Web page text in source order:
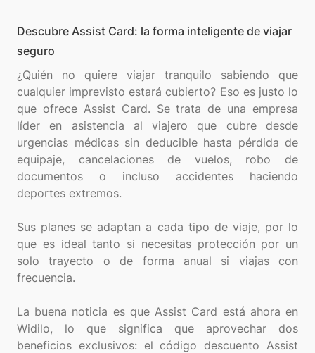
Descubre Assist Card: la forma inteligente de viajar
seguro
¿Quién no quiere viajar tranquilo sabiendo que
cualquier imprevisto estará cubierto? Eso es justo lo
que ofrece Assist Card. Se trata de una empresa
líder en asistencia al viajero que cubre desde
urgencias médicas sin deducible hasta pérdida de
equipaje, cancelaciones de vuelos, robo de
documentos o incluso accidentes haciendo
deportes extremos.
Sus planes se adaptan a cada tipo de viaje, por lo
que es ideal tanto si necesitas protección por un
solo trayecto o de forma anual si viajas con
frecuencia.
La buena noticia es que Assist Card está ahora en
Widilo, lo que significa que aprovechar dos
beneficios exclusivos: el código descuento Assist